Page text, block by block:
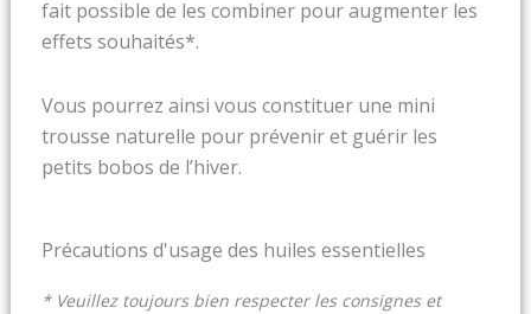
fait possible de les combiner pour augmenter les
effets souhaités*.
Vous pourrez ainsi vous constituer une mini
trousse naturelle pour prévenir et guérir les
petits bobos de l’hiver.
Précautions d'usage des huiles essentielles
* Veuillez toujours bien respecter les consignes et